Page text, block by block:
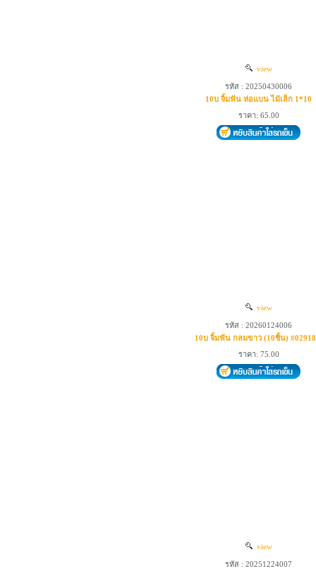
view
รหัส : 20250430006
10บ จิ้มฟัน ห่อแบน ไม้เล็ก 1*10
ราคา: 65.00
view
รหัส : 20260124006
10บ จิ้มฟัน กลมขาว (10ชิ้น)
ราคา: 75.00
view
รหัส : 20251224007